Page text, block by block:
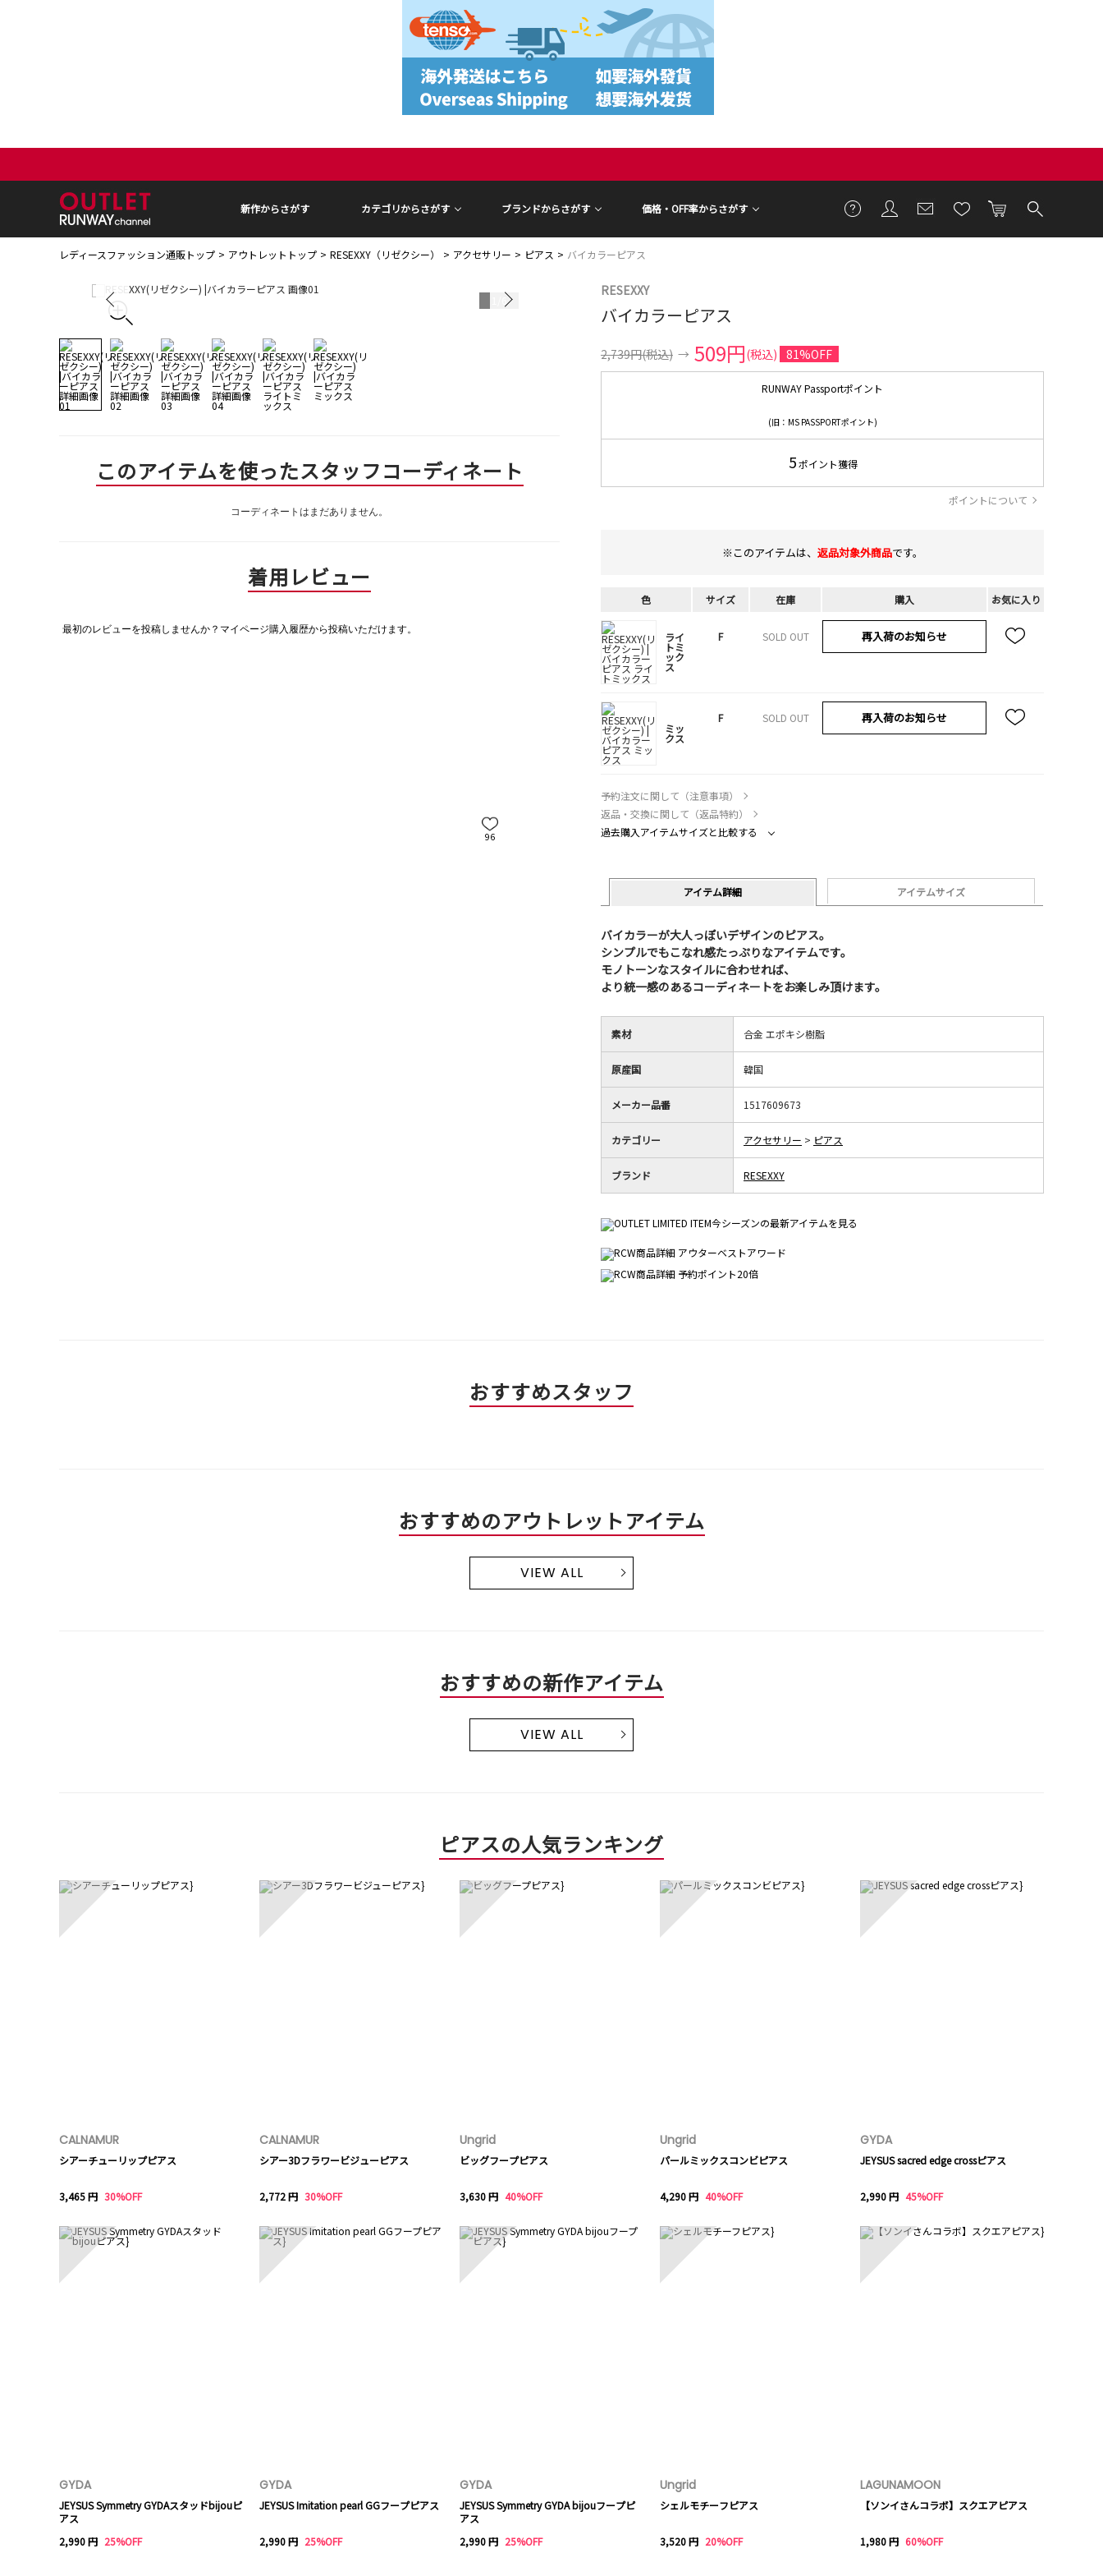
新作からさがす カテゴリからさがす ブランドからさがす 価格・OFF率からさがす
レディースファッション通販トップ アウトレットトップ RESEXXY（リゼクシー） アクセサリー ピアス バイカラーピアス
96
このアイテムを使ったスタッフコーディネート
コーディネートはまだありません。
着用レビュー
最初のレビューを投稿しませんか？マイページ購入履歴から投稿いただけます。
RESEXXY
バイカラーピアス
2,739円(税込) → 509円(税込) 81%OFF
RUNWAY Passportポイント
(旧：MS PASSPORTポイント)
5ポイント獲得
ポイントについて
※このアイテムは、 返品対象外商品です。
色 サイズ 在庫 購入 お気に入り
ライ
トミ
ック
ス
F SOLD OUT 再入荷のお知らせ
ミッ
クス
F SOLD OUT 再入荷のお知らせ
予約注文に関して（注意事項）
返品・交換に関して（返品特約）
過去購入アイテムサイズと比較する
アイテム詳細 アイテムサイズ
バイカラーが大人っぽいデザインのピアス。
シンプルでもこなれ感たっぷりなアイテムです。
モノトーンなスタイルに合わせれば、
より統一感のあるコーディネートをお楽しみ頂けます。
素材 合金 エポキシ樹脂
原産国 韓国
メーカー品番 1517609673
カテゴリー アクセサリー > ピアス
ブランド RESEXXY
おすすめスタッフ
おすすめのアウトレットアイテム
VIEW ALL
おすすめの新作アイテム
VIEW ALL
ピアスの人気ランキング
CALNAMUR
シアーチューリップピアス
3,465 円 30%OFF
CALNAMUR
シアー3Dフラワービジューピアス
2,772 円 30%OFF
Ungrid
ビッグフープピアス
3,630 円 40%OFF
Ungrid
パールミックスコンビピアス
4,290 円 40%OFF
GYDA
JEYSUS sacred edge crossピアス
2,990 円 45%OFF
GYDA
JEYSUS Symmetry GYDAスタッドbijouピ
アス
2,990 円 25%OFF
GYDA
JEYSUS Imitation pearl GGフープピアス
2,990 円 25%OFF
GYDA
JEYSUS Symmetry GYDA bijouフープピ
アス
2,990 円 25%OFF
Ungrid
シェルモチーフピアス
3,520 円 20%OFF
LAGUNAMOON
【ソンイさんコラボ】スクエアピアス
1,980 円 60%OFF